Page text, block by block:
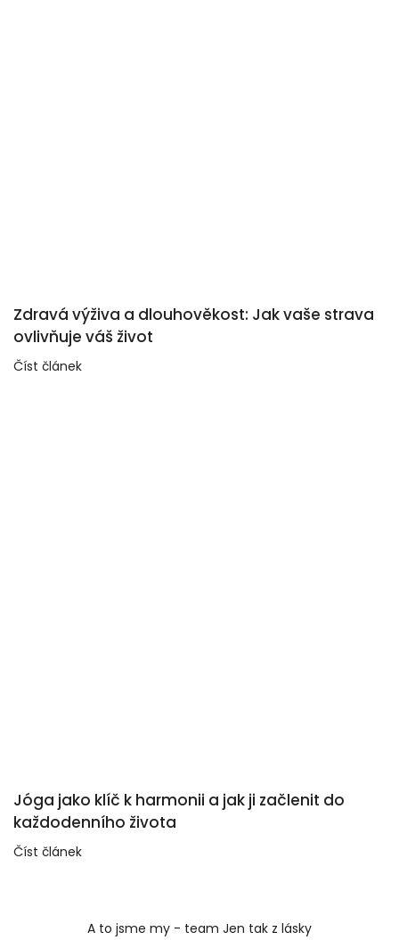
Zdravá výživa a dlouhověkost: Jak vaše strava
ovlivňuje váš život
Číst článek
Jóga jako klíč k harmonii a jak ji začlenit do
každodenního života
Číst článek
A to jsme my - team Jen tak z lásky